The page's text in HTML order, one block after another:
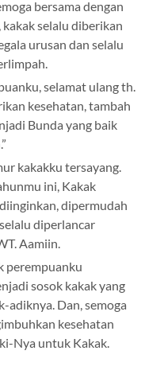
bersama dengan
selalu diberikan
urusan dan selalu
selamat ulang th.
kesehatan, tambah
Bunda yang baik
kakakku tersayang.
ini, Kakak
dipermudah
diperlancar
Aamiin.
perempuanku
sosok kakak yang
adiknya. Dan, semoga
kesehatan
Nya untuk Kakak.